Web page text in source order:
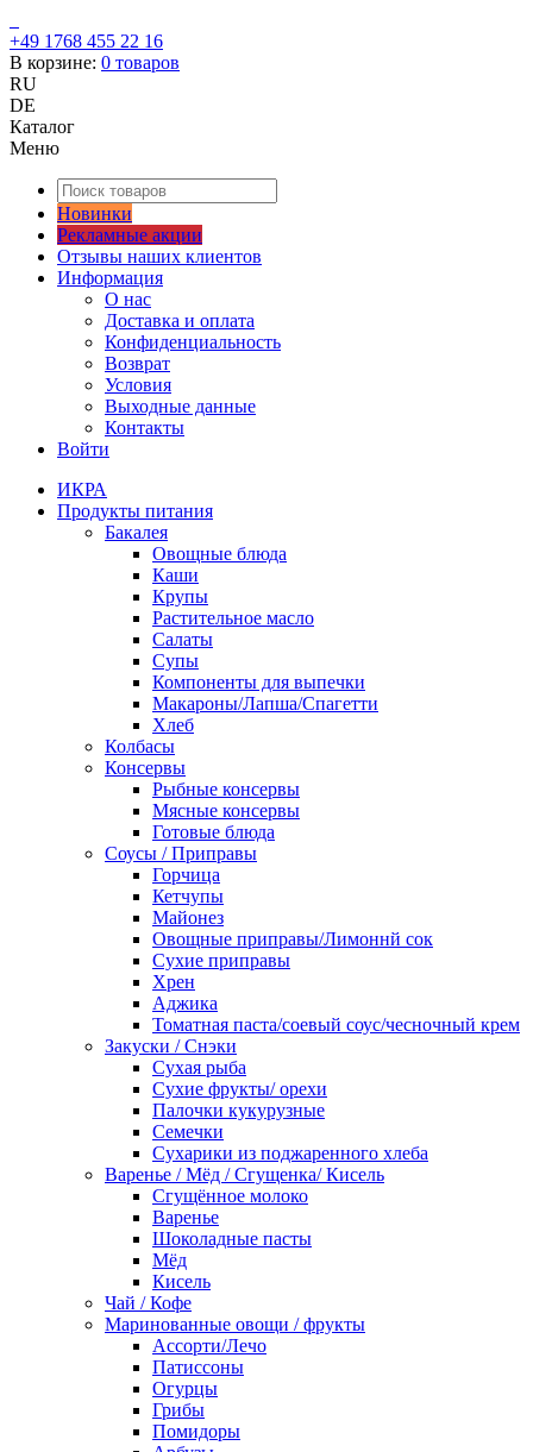
+49 1768 455 22 16
В корзине: 0 товаров
RU
DE
Каталог
Меню
Новинки
Рекламные акции
Отзывы наших клиентов
Информация
О нас
Доставка и оплата
Конфиденциальность
Возврат
Условия
Выходные данные
Контакты
Войти
ИКРА
Продукты питания
Бакалея
Овощные блюда
Каши
Крупы
Растительное масло
Салаты
Супы
Компоненты для выпечки
Макароны/Лапша/Спагетти
Хлеб
Колбасы
Консервы
Рыбные консервы
Мясные консервы
Готовые блюда
Соусы / Приправы
Горчица
Кетчупы
Майонез
Овощные приправы/Лимоннй сок
Сухие приправы
Хрен
Аджика
Томатная паста/соевый соус/чесночный крем
Закуски / Снэки
Сухая рыба
Сухие фрукты/ орехи
Палочки кукурузные
Семечки
Сухарики из поджаренного хлеба
Варенье / Мёд / Сгущенка/ Кисель
Сгущённое молоко
Варенье
Шоколадные пасты
Мёд
Кисель
Чай / Кофе
Маринованные овощи / фрукты
Ассорти/Лечо
Патиссоны
Огурцы
Грибы
Помидоры